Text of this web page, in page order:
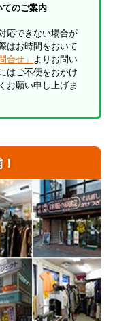
のご案内
応できない場合が
はお時間をおいて
合せ」 よりお問い
はご不便をおかけ
お願い申し上げま